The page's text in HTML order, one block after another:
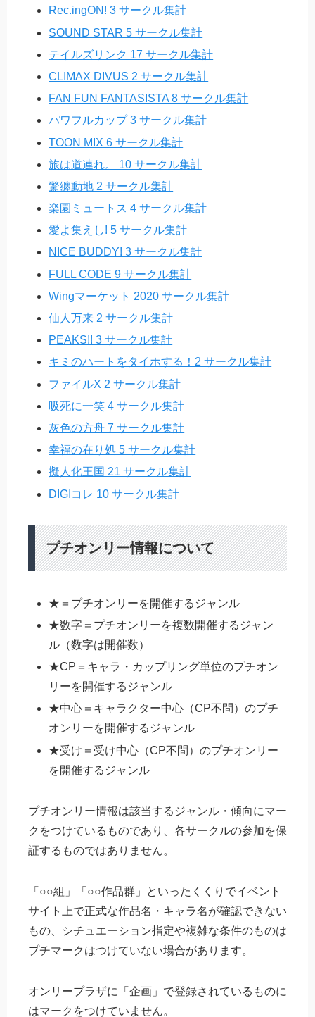
Rec.ingON! 3 サークル集計
SOUND STAR 5 サークル集計
テイルズリンク 17 サークル集計
CLIMAX DIVUS 2 サークル集計
FAN FUN FANTASISTA 8 サークル集計
パワフルカップ 3 サークル集計
TOON MIX 6 サークル集計
旅は道連れ。 10 サークル集計
驚纏動地 2 サークル集計
楽園ミュートス 4 サークル集計
愛よ集えし! 5 サークル集計
NICE BUDDY! 3 サークル集計
FULL CODE 9 サークル集計
Wingマーケット 2020 サークル集計
仙人万来 2 サークル集計
PEAKS!! 3 サークル集計
キミのハートをタイホする！2 サークル集計
ファイルX 2 サークル集計
吸死に一笑 4 サークル集計
灰色の方舟 7 サークル集計
幸福の在り処 5 サークル集計
擬人化王国 21 サークル集計
DIGIコレ 10 サークル集計
プチオンリー情報について
★＝プチオンリーを開催するジャンル
★数字＝プチオンリーを複数開催するジャン
ル（数字は開催数）
★CP＝キャラ・カップリング単位のプチオン
リーを開催するジャンル
★中心＝キャラクター中心（CP不問）のプチ
オンリーを開催するジャンル
★受け＝受け中心（CP不問）のプチオンリー
を開催するジャンル
プチオンリー情報は該当するジャンル・傾向にマー
クをつけているものであり、各サークルの参加を保
証するものではありません。
「○○組」「○○作品群」といったくくりでイベント
サイト上で正式な作品名・キャラ名が確認できない
もの、シチュエーション指定や複雑な条件のものは
プチマークはつけていない場合があります。
オンリープラザに「企画」で登録されているものに
はマークをつけていません。